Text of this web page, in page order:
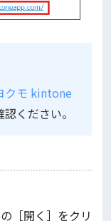
クモ kintone
ください。
［開く］をクリ